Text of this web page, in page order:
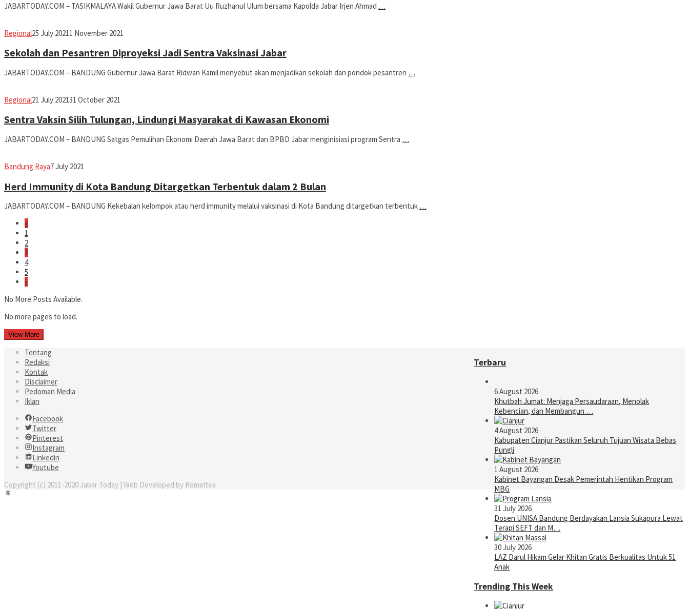
JABARTODAY.COM – TASIKMALAYA Wakil Gubernur Jawa Barat Uu Ruzhanul Ulum bersama Kapolda Jabar Irjen Ahmad …
RegionalAvila
25 July 20211 November 2021
Sekolah dan Pesantren Diproyeksi Jadi Sentra Vaksinasi Jabar
JABARTODAY.COM – BANDUNG Gubernur Jawa Barat Ridwan Kamil menyebut akan menjadikan sekolah dan pondok pesantren …
RegionalAvila
21 July 202131 October 2021
Sentra Vaksin Silih Tulungan, Lindungi Masyarakat di Kawasan Ekonomi
JABARTODAY.COM – BANDUNG Satgas Pemulihan Ekonomi Daerah Jawa Barat dan BPBD Jabar menginisiasi program Sentra …
Bandung RayaEddy
7 July 2021
Herd Immunity di Kota Bandung Ditargetkan Terbentuk dalam 2 Bulan
JABARTODAY.COM – BANDUNG Kekebalan kelompok atau herd immunity melalui vaksinasi di Kota Bandung ditargetkan terbentuk …
«
1
2
3
4
5
»
No More Posts Available.
No more pages to load.
View More
Terbaru
6 August 2026
Khutbah Jumat: Menjaga Persaudaraan, Menolak
Kebencian, dan Membangun …
4 August 2026
Kabupaten Cianjur Pastikan Seluruh Tujuan Wisata Bebas
Pungli
1 August 2026
Kabinet Bayangan Desak Pemerintah Hentikan Program
MBG
31 July 2026
Dosen UNISA Bandung Berdayakan Lansia Sukapura Lewat
Terapi SEFT dan M…
30 July 2026
LAZ Darul Hikam Gelar Khitan Gratis Berkualitas Untuk 51
Anak
Trending This Week
Tentang
Redaksi
Kontak
Disclaimer
Pedoman Media
Iklan
Facebook
Twitter
Pinterest
Instagram
Linkedin
Youtube
Copyright (c) 2011-2020 Jabar Today | Web Developed by Romeltea